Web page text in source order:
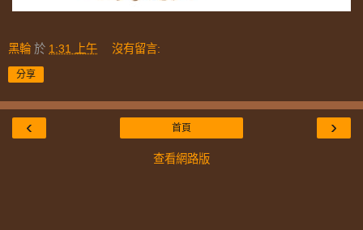
黑輪 於 1:31 上午 沒有留言:
分享
‹ ›
首頁
查看網路版